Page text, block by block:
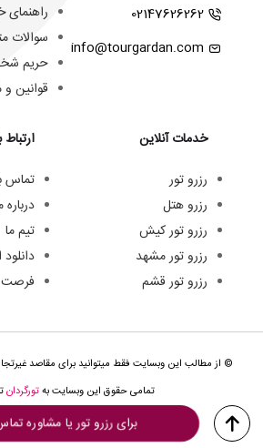
برای رزرو تور یا مشاوره
02147626262
info@tourgardan.com
خدمات آنلاین
رزرو تور
رزرو هتل
رزرو تور کیش
رزرو تور مشهد
رزرو تور قشم
راهنمای
سوالات
حریم
قوانین و
ارتباط
تماس
درباره
تیم ما
© از مطالب این وبسایت فقط میتوانید برای مقاصد
تمامی حقوق این وبسایت بهتورگردان